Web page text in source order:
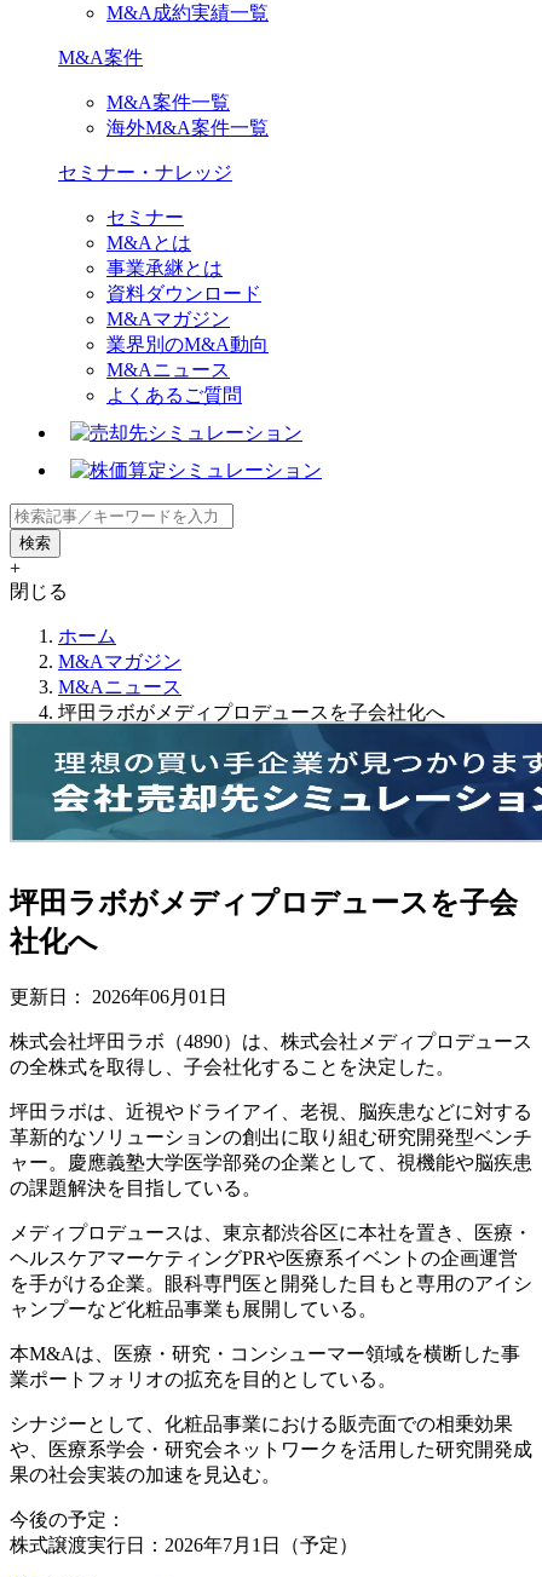
M&A成約実績一覧
M&A案件
M&A案件一覧
海外M&A案件一覧
セミナー・ナレッジ
セミナー
M&Aとは
事業承継とは
資料ダウンロード
M&Aマガジン
業界別のM&A動向
M&Aニュース
よくあるご質問
+
閉じる
ホーム
M&Aマガジン
M&Aニュース
坪田ラボがメディプロデュースを子会社化へ
坪田ラボがメディプロデュースを子会
社化へ
更新日： 2026年06月01日
株式会社坪田ラボ（4890）は、株式会社メディプロデュース
の全株式を取得し、子会社化することを決定した。
坪田ラボは、近視やドライアイ、老視、脳疾患などに対する
革新的なソリューションの創出に取り組む研究開発型ベンチ
ャー。慶應義塾大学医学部発の企業として、視機能や脳疾患
の課題解決を目指している。
メディプロデュースは、東京都渋谷区に本社を置き、医療・
ヘルスケアマーケティングPRや医療系イベントの企画運営
を手がける企業。眼科専門医と開発した目もと専用のアイシ
ャンプーなど化粧品事業も展開している。
本M&Aは、医療・研究・コンシューマー領域を横断した事
業ポートフォリオの拡充を目的としている。
シナジーとして、化粧品事業における販売面での相乗効果
や、医療系学会・研究会ネットワークを活用した研究開発成
果の社会実装の加速を見込む。
今後の予定：
株式譲渡実行日：2026年7月1日（予定）